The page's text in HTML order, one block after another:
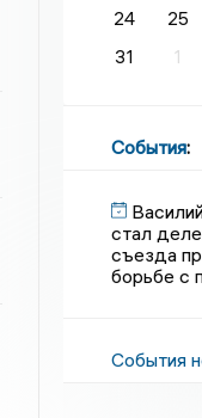
24
25
31
1
События:
стал
съезда
борьбе с
События